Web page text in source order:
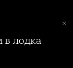
в лодка